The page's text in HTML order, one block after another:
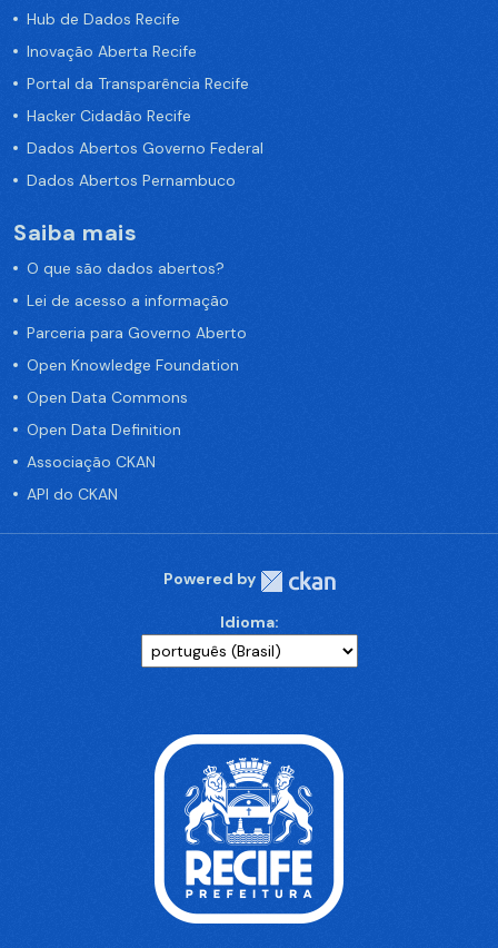
Hub de Dados Recife
Inovação Aberta Recife
Portal da Transparência Recife
Hacker Cidadão Recife
Dados Abertos Governo Federal
Dados Abertos Pernambuco
Saiba mais
O que são dados abertos?
Lei de acesso a informação
Parceria para Governo Aberto
Open Knowledge Foundation
Open Data Commons
Open Data Definition
Associação CKAN
API do CKAN
Powered by
Idioma